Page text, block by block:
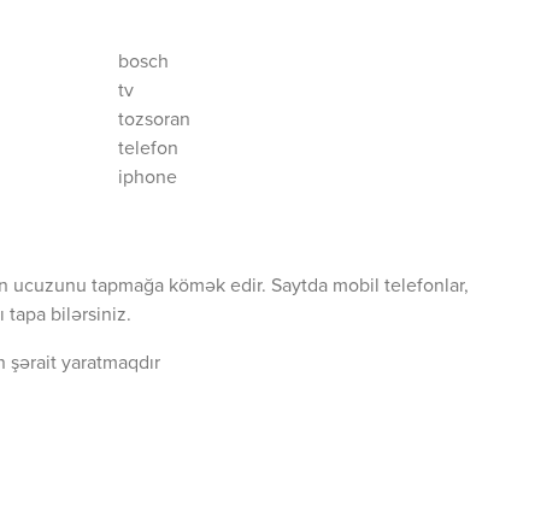
bosch
tv
tozsoran
telefon
iphone
ucuzunu tapmağa kömək edir. Saytda mobil telefonlar,
tapa bilərsiniz.
yaratmaqdır